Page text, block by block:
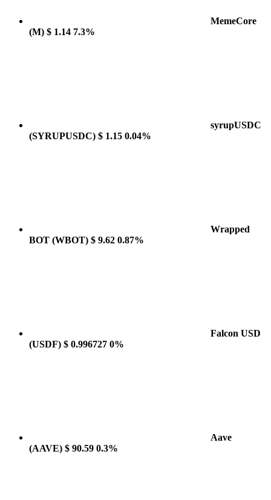
MemeCore
(M) $ 1.14 7.3%
syrupUSDC
(SYRUPUSDC) $ 1.15 0.04%
Wrapped
BOT (WBOT) $ 9.62 0.87%
Falcon USD
(USDF) $ 0.996727 0%
Aave
(AAVE) $ 90.59 0.3%